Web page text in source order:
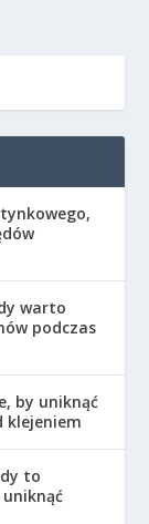
warto
podczas
by uniknąć
klejeniem
to